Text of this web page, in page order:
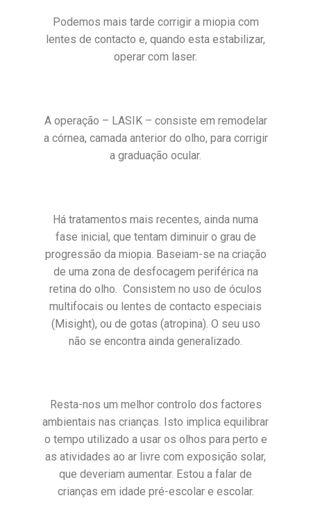
Podemos mais tarde corrigir a miopia com
lentes de contacto e, quando esta estabilizar,
operar com laser.
A operação – LASIK – consiste em remodelar
a córnea, camada anterior do olho, para corrigir
a graduação ocular.
Há tratamentos mais recentes, ainda numa
fase inicial, que tentam diminuir o grau de
progressão da miopia. Baseiam-se na criação
de uma zona de desfocagem periférica na
retina do olho. Consistem no uso de óculos
multifocais ou lentes de contacto especiais
(Misight), ou de gotas (atropina). O seu uso
não se encontra ainda generalizado.
Resta-nos um melhor controlo dos factores
ambientais nas crianças. Isto implica equilibrar
o tempo utilizado a usar os olhos para perto e
as atividades ao ar livre com exposição solar,
que deveriam aumentar. Estou a falar de
crianças em idade pré-escolar e escolar.